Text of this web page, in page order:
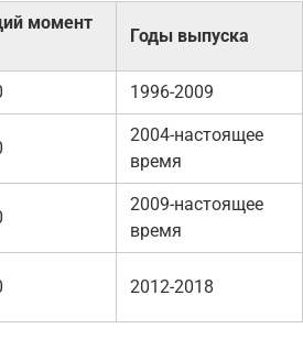
момент
Годы выпуска
1996-2009
2004-настоящее
время
2009-настоящее
время
2012-2018